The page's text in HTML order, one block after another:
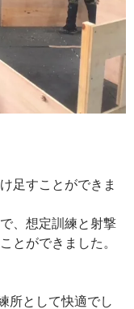
足すことができま
、想定訓練と射撃
とができました。
所として快適でし